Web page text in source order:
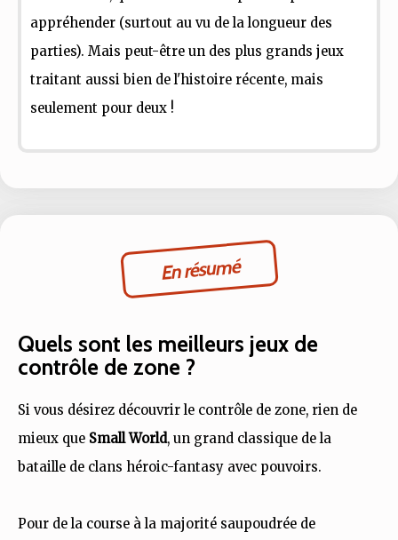
appréhender (surtout au vu de la longueur des
parties). Mais peut-être un des plus grands jeux
traitant aussi bien de l'histoire récente, mais
seulement pour deux !
En résumé
Quels sont les meilleurs jeux de
contrôle de zone ?
Si vous désirez découvrir le contrôle de zone, rien de
mieux que Small World, un grand classique de la
bataille de clans héroic-fantasy avec pouvoirs.
Pour de la course à la majorité saupoudrée de